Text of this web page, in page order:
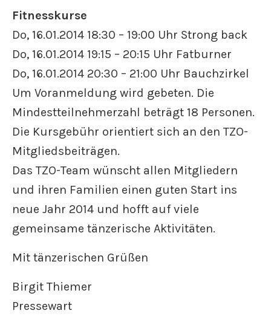
Fitnesskurse
Do, 16.01.2014 18:30 – 19:00 Uhr Strong back
Do, 16.01.2014 19:15 – 20:15 Uhr Fatburner
Do, 16.01.2014 20:30 – 21:00 Uhr Bauchzirkel
Um Voranmeldung wird gebeten. Die
Mindestteilnehmerzahl beträgt 18 Personen.
Die Kursgebühr orientiert sich an den TZO-
Mitgliedsbeiträgen.
Das TZO-Team wünscht allen Mitgliedern
und ihren Familien einen guten Start ins
neue Jahr 2014 und hofft auf viele
gemeinsame tänzerische Aktivitäten.
Mit tänzerischen Grüßen
Birgit Thiemer
Pressewart